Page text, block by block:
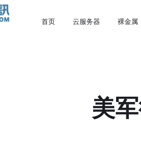
首页 云服务器 裸金属
美